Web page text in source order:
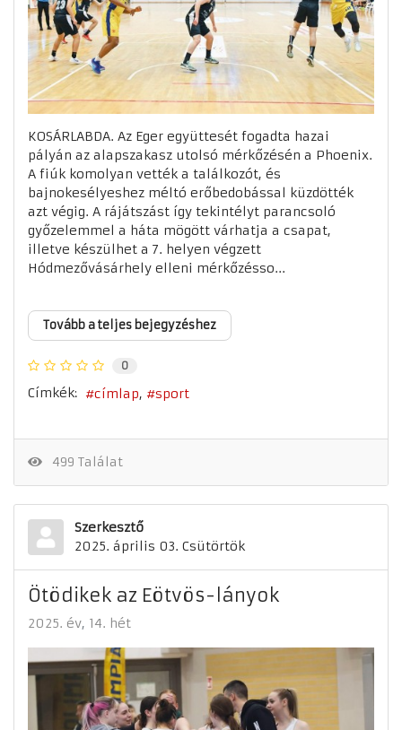
KOSÁRLABDA. Az Eger együttesét fogadta hazai
pályán az alapszakasz utolsó mérkőzésén a Phoenix.
A fiúk komolyan vették a találkozót, és
bajnokesélyeshez méltó erőbedobással küzdötték
azt végig. A rájátszást így tekintélyt parancsoló
győzelemmel a háta mögött várhatja a csapat,
illetve készülhet a 7. helyen végzett
Hódmezővásárhely elleni mérkőzésso...
Tovább a teljes bejegyzéshez
0
Címkék: címlap sport
499 Találat
Szerkesztő
2025. április 03. Csütörtök
Ötödikek az Eötvös-lányok
2025. év 14. hét